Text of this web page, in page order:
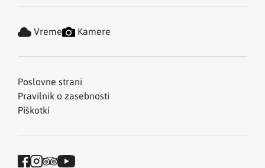
Poslovne strani
Pravilnik o zasebnosti
Piškotki
Vreme Kamere